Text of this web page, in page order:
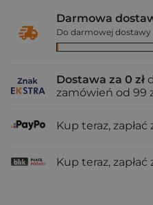
Darmowa
Do darmowej dostawy
Dostawa za 0 zł
zamówień od 99
Kup teraz, zapłać
Kup teraz, zapłać